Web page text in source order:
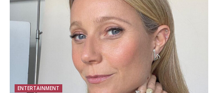
ENTERTAINMENT